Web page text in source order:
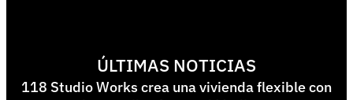
ÚLTIMAS NOTICIAS
118 Studio Works crea una vivienda flexible con